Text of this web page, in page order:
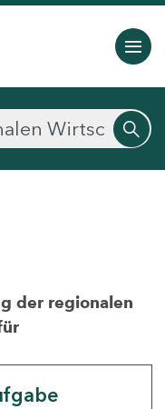
der regionalen